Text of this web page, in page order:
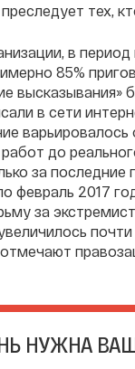
тех,
в
85%
высказывания»
в сети
до
за последние
февраль 2017
за
НУЖНА